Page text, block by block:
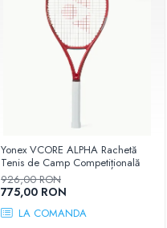
Yonex VCORE ALPHA Rachetă
Tenis de Camp Competițională
926,00 RON
775,00 RON
LA COMANDA